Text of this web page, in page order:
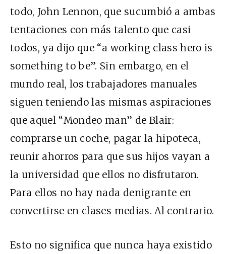
todo, John Lennon, que sucumbió a ambas
tentaciones con más talento que casi
todos, ya dijo que “a working class hero is
something to be”. Sin embargo, en el
mundo real, los trabajadores manuales
siguen teniendo las mismas aspiraciones
que aquel “Mondeo man” de Blair:
comprarse un coche, pagar la hipoteca,
reunir ahorros para que sus hijos vayan a
la universidad que ellos no disfrutaron.
Para ellos no hay nada denigrante en
convertirse en clases medias. Al contrario.
Esto no significa que nunca haya existido